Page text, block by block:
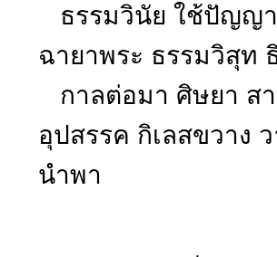
ธรรมวินัย ใช้ปัญญ
ฉายาพระ ธรรมวิ
กาลต่อมา ศิษยา
อุปสรรค กิเลสขวาง
นำพา